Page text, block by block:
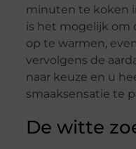
minuten te koken
is het mogelijk om
op te warmen,
vervolgens de
naar keuze en u
smaaksensatie te
De witte